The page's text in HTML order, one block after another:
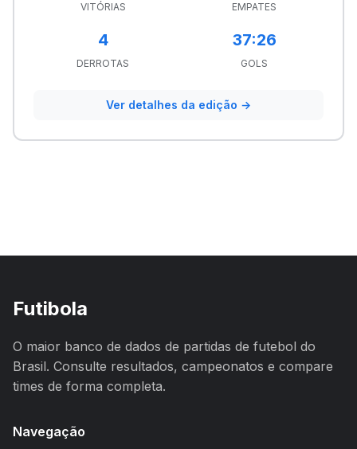
VITÓRIAS EMPATES
4
DERROTAS
37:26
GOLS
Ver detalhes da edição →
Futibola
O maior banco de dados de partidas de futebol do
Brasil. Consulte resultados, campeonatos e compare
times de forma completa.
Navegação